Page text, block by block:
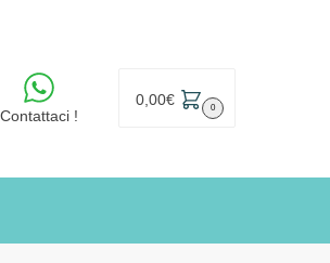
Contattaci !
0,00€ 0